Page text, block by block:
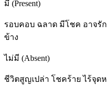
มี (Present)
รอบคอบ ฉลาด มีโชค อาจรั
ข้าง
ไม่มี (Absent)
ชีวิตสูญเปล่า โชคร้าย ไร้จุด